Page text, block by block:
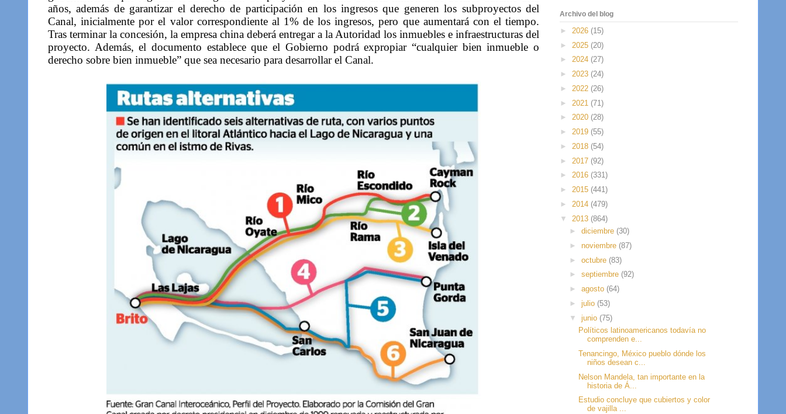
años, además de garantizar el derecho de participación en los ingresos que generen los subproyectos del
Canal, inicialmente por el valor correspondiente al 1% de los ingresos, pero que aumentará con el tiempo.
Tras terminar la concesión, la empresa china deberá entregar a la Autoridad los inmuebles e infraestructuras del
proyecto. Además, el documento establece que el Gobierno podrá expropiar “cualquier bien inmueble o
derecho sobre bien inmueble” que sea necesario para desarrollar el Canal.
Archivo del blog
► 2026 (15)
► 2025 (20)
► 2024 (27)
► 2023 (24)
► 2022 (26)
► 2021 (71)
► 2020 (28)
► 2019 (55)
► 2018 (54)
► 2017 (92)
► 2016 (331)
► 2015 (441)
► 2014 (479)
▼ 2013 (864)
► diciembre (30)
► noviembre (87)
► octubre (83)
► septiembre (92)
► agosto (64)
► julio (53)
▼ junio (75)
Políticos latinoamericanos todavía no
comprenden e...
Tenancingo, México pueblo dónde los
niños desean c...
Nelson Mandela, tan importante en la
historia de Á...
Estudio concluye que cubiertos y color
de vajilla ...